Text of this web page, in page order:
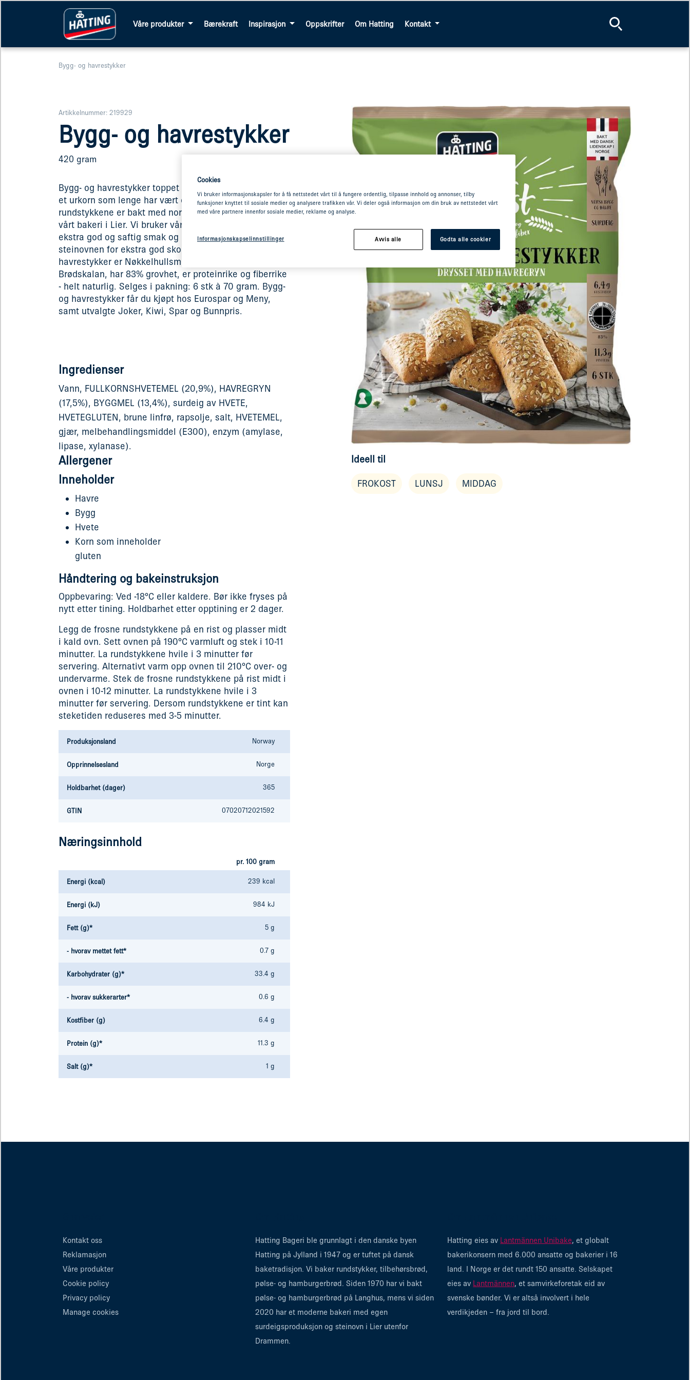
Våre produkter Bærekraft Inspirasjon Oppskrifter Om Hatting Kontakt
Bygg- og havrestykker
Artikkelnummer: 219929
Bygg- og havrestykker
420 gram
Bygg- og havrestykker toppet med havregryn. Bygg er
et urkorn som lenge har vært odlet i Norge, og disse
rundstykkene er bakt med norsk bygg og norsk havre i
vårt bakeri i Lier. Vi bruker vår egen levende surdeig for
ekstra god og saftig smak og baker rundstykkene i
steinovnen for ekstra god skorpe. Bygg- og
havrestykker er Nøkkelhullsmerket, har 4 kaker på
Brødskalan, har 83% grovhet, er proteinrike og fiberrike
- helt naturlig. Selges i pakning: 6 stk à 70 gram. Bygg-
og havrestykker får du kjøpt hos Eurospar og Meny,
samt utvalgte Joker, Kiwi, Spar og Bunnpris.
Ingredienser
Vann, FULLKORNSHVETEMEL (20,9%), HAVREGRYN
(17,5%), BYGGMEL (13,4%), surdeig av HVETE,
HVETEGLUTEN, brune linfrø, rapsolje, salt, HVETEMEL,
gjær, melbehandlingsmiddel (E300), enzym (amylase,
lipase, xylanase).
Allergener
Inneholder
Havre
Bygg
Hvete
Korn som inneholder
gluten
Håndtering og bakeinstruksjon
Oppbevaring: Ved -18°C eller kaldere. Bør ikke fryses på
nytt etter tining. Holdbarhet etter opptining er 2 dager.
Legg de frosne rundstykkene på en rist og plasser midt
i kald ovn. Sett ovnen på 190°C varmluft og stek i 10-11
minutter. La rundstykkene hvile i 3 minutter før
servering. Alternativt varm opp ovnen til 210°C over- og
undervarme. Stek de frosne rundstykkene på rist midt i
ovnen i 10-12 minutter. La rundstykkene hvile i 3
minutter før servering. Dersom rundstykkene er tint kan
steketiden reduseres med 3-5 minutter.
Produksjonsland Norway
Opprinnelsesland Norge
Holdbarhet (dager) 365
GTIN 07020712021592
Næringsinnhold
pr. 100 gram
Energi (kcal) 239 kcal
Energi (kJ) 984 kJ
Fett (g)* 5 g
- hvorav mettet fett* 0.7 g
Karbohydrater (g)* 33.4 g
- hvorav sukkerarter* 0.6 g
Kostfiber (g) 6.4 g
Protein (g)* 11.3 g
Salt (g)* 1 g
Ideell til
FROKOST LUNSJ MIDDAG
Kontakt oss
Reklamasjon
Våre produkter
Cookie policy
Privacy policy
Manage cookies
Hatting Bageri ble grunnlagt i den danske byen
Hatting på Jylland i 1947 og er tuftet på dansk
baketradisjon. Vi baker rundstykker, tilbehørsbrød,
pølse- og hamburgerbrød. Siden 1970 har vi bakt
pølse- og hamburgerbrød på Langhus, mens vi siden
2020 har et moderne bakeri med egen
surdeigsproduksjon og steinovn i Lier utenfor
Drammen.
Hatting eies av Lantmännen Unibake, et globalt
bakerikonsern med 6.000 ansatte og bakerier i 16
land. I Norge er det rundt 150 ansatte. Selskapet
eies av Lantmännen, et samvirkeforetak eid av
svenske bønder. Vi er altså involvert i hele
verdikjeden – fra jord til bord.
Cookies
Vi bruker informasjonskapsler for å få nettstedet vårt til å fungere ordentlig, tilpasse innhold og annonser, tilby
funksjoner knyttet til sosiale medier og analysere trafikken vår. Vi deler også informasjon om din bruk av nettstedet vårt
med våre partnere innenfor sosiale medier, reklame og analyse.
Informasjonskapselinnstillinger Avvis alle Godta alle cookier